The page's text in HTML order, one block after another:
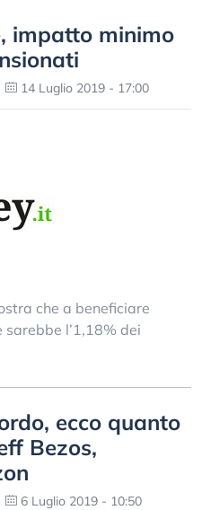
impatto minimo
14 Luglio 2019 - 17:00
che a beneficiare
l’1,18% dei
ecco quanto
Bezos,
6 Luglio 2019 - 10:50